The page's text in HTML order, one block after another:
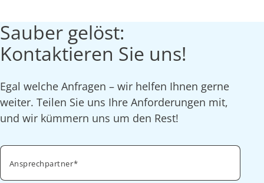
Sauber gelöst:
Kontaktieren Sie uns!
Egal welche Anfragen – wir helfen Ihnen gerne
weiter. Teilen Sie uns Ihre Anforderungen mit,
und wir kümmern uns um den Rest!
Ansprechpartner